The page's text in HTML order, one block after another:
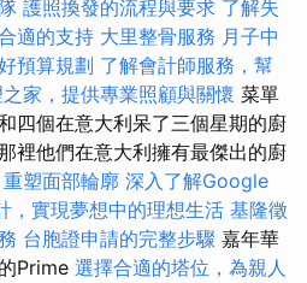
護照換發的流程與要求 了解失
適的支持 大里整骨服務 月子中
預算規劃 了解會計師服務，幫
家，提供專業照顧與關懷 菜單
四個在意大利呆了三個星期的廚
裡他們在意大利擁有最傑出的廚
塑面部輪廓 深入了解Google
，實現夢想中的理想生活 基隆徵
台胞證申請的完整步驟 嘉年華
Prime 選擇合適的塔位，為親人